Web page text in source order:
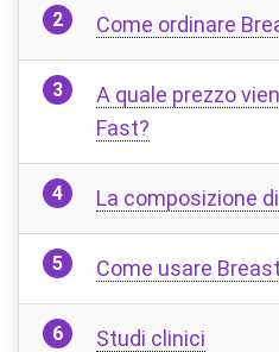
Come ordinare
A quale prezzo
Fast?
La composizione
Come usare
Studi clinici